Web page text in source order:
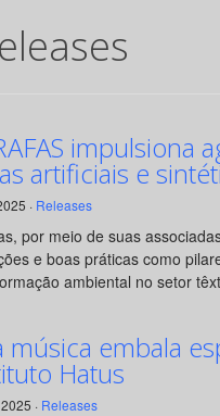
impulsiona
artificiais e
· Releases
por meio de suas
e boas práticas como
ambiental no setor
música embala
Hatus
· Releases